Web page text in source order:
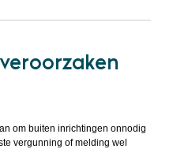
om buiten inrichtingen onnodig
vergunning of melding wel